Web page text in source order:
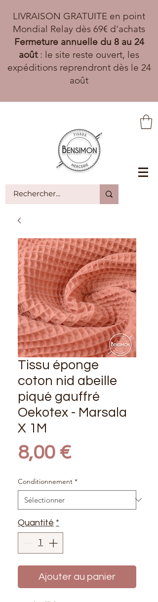
LIVRAISON GRATUITE en point
Mondial Relay dès 69€ d'achats
Fermeture annuelle du 8 au 24
août: le site reste ouvert, les
expéditions reprendront dès le 24
août
Tissu éponge
coton nid abeille
piqué gauffré
Oekotex - Marsala
X 1M
8,00 €Prix
Conditionnement *
Quantité *
Ajouter au panier